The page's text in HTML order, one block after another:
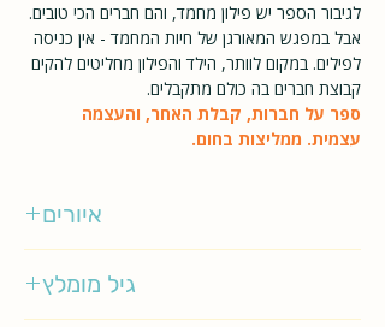
לגיבור הספר יש פילון מחמד, והם חברים הכי טובים.
אבל במפגש המאורגן של חיות המחמד - אין כניסה
לפילים. במקום לוותר, הילד והפילון מחליטים להקים
קבוצת חברים בה כולם מתקבלים.
ספר על חברות, קבלת האחר, והעצמה
עצמית. ממליצות בחום.
איורים
גיל מומלץ